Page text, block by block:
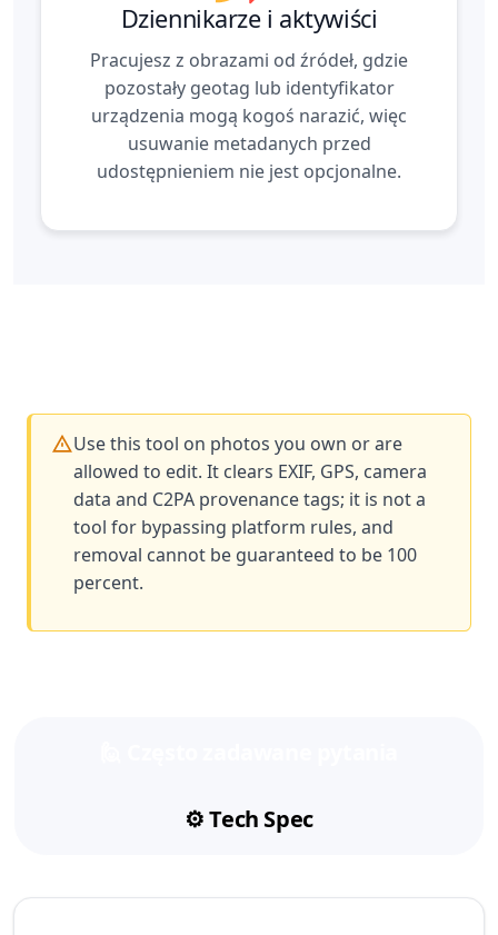
Dziennikarze i aktywiści
Pracujesz z obrazami od źródeł, gdzie
pozostały geotag lub identyfikator
urządzenia mogą kogoś narazić, więc
usuwanie metadanych przed
udostępnieniem nie jest opcjonalne.
Use this tool on photos you own or are
allowed to edit. It clears EXIF, GPS, camera
data and C2PA provenance tags; it is not a
tool for bypassing platform rules, and
removal cannot be guaranteed to be 100
percent.
⚙️ Tech Spec